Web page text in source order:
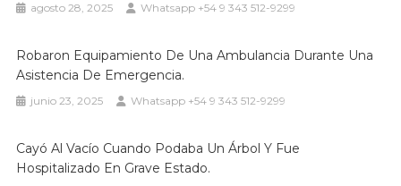
agosto 28, 2025 Whatsapp +54 9 343 512-9299
Robaron Equipamiento De Una Ambulancia Durante Una
Asistencia De Emergencia.
junio 23, 2025 Whatsapp +54 9 343 512-9299
Cayó Al Vacío Cuando Podaba Un Árbol Y Fue
Hospitalizado En Grave Estado.